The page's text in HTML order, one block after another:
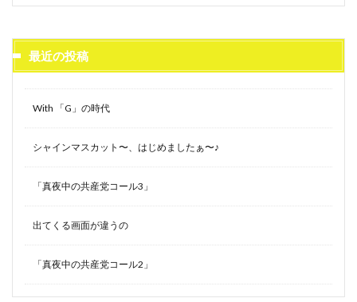
最近の投稿
With 「G」の時代
シャインマスカット〜、はじめましたぁ〜♪
「真夜中の共産党コール3」
出てくる画面が違うの
「真夜中の共産党コール2」